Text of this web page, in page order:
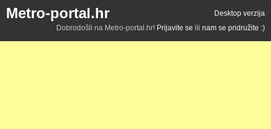
Metro-portal.hr
Desktop verzija
Dobrodošli na Metro-portal.hr! Prijavite se ili nam se pridružite :)